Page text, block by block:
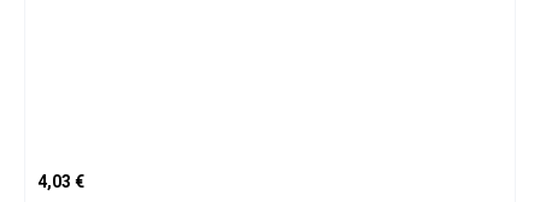
Regulärer Preis:
4,03 €